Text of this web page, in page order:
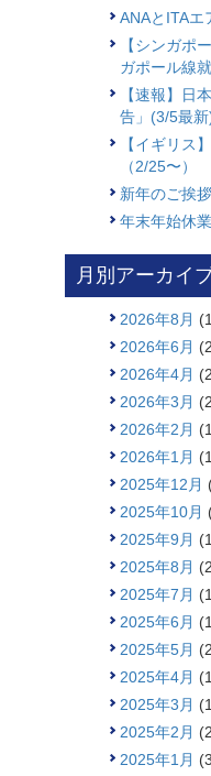
ANAとITAエ
【シンガポ
ガポール線
【速報】日
告」(3/5最新
【イギリス
（2/25〜）
新年のご挨拶
年末年始休
月別アーカイ
2026年8月
2026年6月
2026年4月
2026年3月
2026年2月
2026年1月
2025年12月
2025年10月
2025年9月
2025年8月
2025年7月
2025年6月
2025年5月
2025年4月
2025年3月
2025年2月
2025年1月